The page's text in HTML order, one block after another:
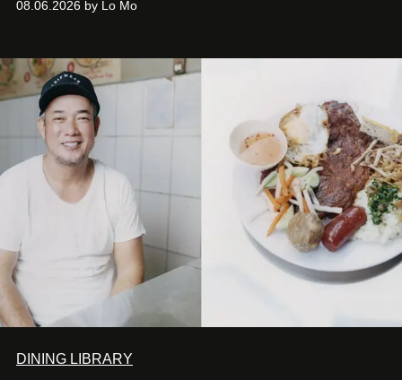
08.06.2026 by Lo Mo
DINING LIBRARY